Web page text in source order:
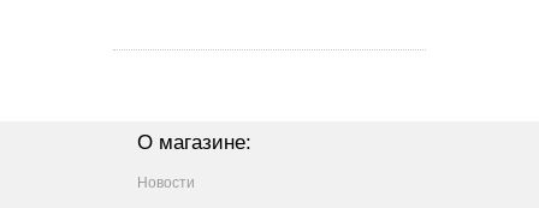
О магазине:
Новости